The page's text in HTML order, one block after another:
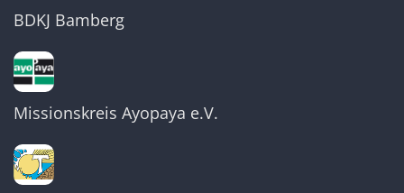
BDKJ Bamberg
Missionskreis Ayopaya e.V.